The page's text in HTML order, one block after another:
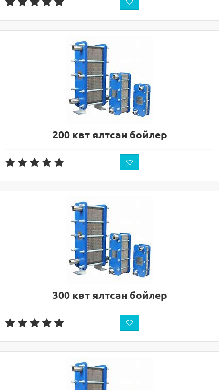
200 квт ялтсан бойлер
300 квт ялтсан бойлер